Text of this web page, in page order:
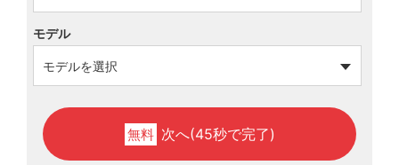
モデル
無料 次へ(45秒で完了)